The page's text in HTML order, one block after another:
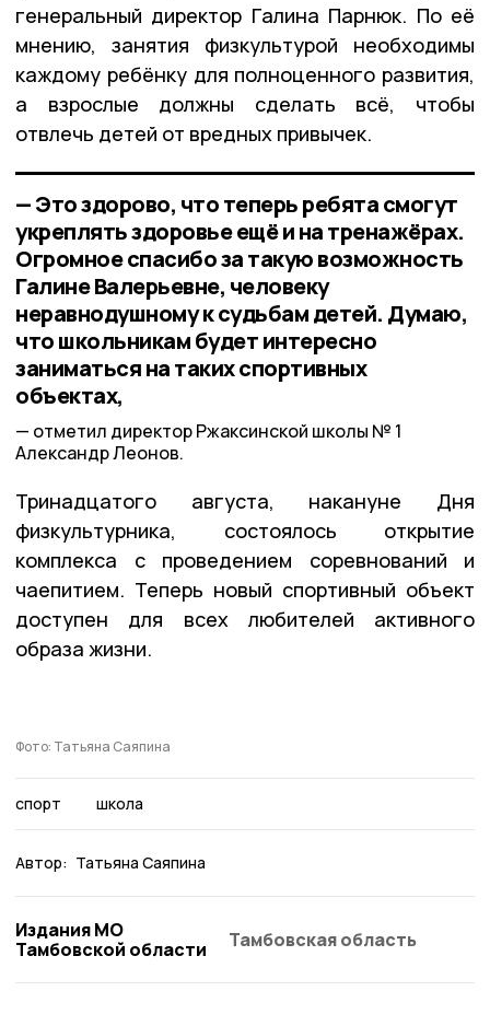
генеральный директор Галина Парнюк. По её
мнению, занятия физкультурой необходимы
каждому ребёнку для полноценного развития,
а взрослые должны сделать всё, чтобы
отвлечь детей от вредных привычек.
— Это здорово, что теперь ребята смогут
укреплять здоровье ещё и на тренажёрах.
Огромное спасибо за такую возможность
Галине Валерьевне, человеку
неравнодушному к судьбам детей. Думаю,
что школьникам будет интересно
заниматься на таких спортивных
объектах,
отметил директор Ржаксинской школы № 1
Александр Леонов.
Тринадцатого августа, накануне Дня
физкультурника, состоялось открытие
комплекса с проведением соревнований и
чаепитием. Теперь новый спортивный объект
доступен для всех любителей активного
образа жизни.
Фото: Татьяна Саяпина
спорт школа
Автор: Татьяна Саяпина
Издания МО
Тамбовской области
Тамбовская область